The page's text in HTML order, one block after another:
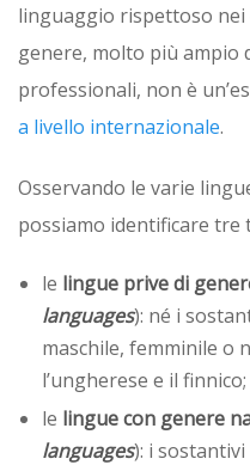
linguaggio rispettoso
genere, molto più ampio
professionali, non è
a livello internazionale.
Osservando le varie
possiamo identificare tre
le lingue prive di
languages): né i
maschile, femminile o
l’ungherese e il finnico;
le lingue con genere
languages): i